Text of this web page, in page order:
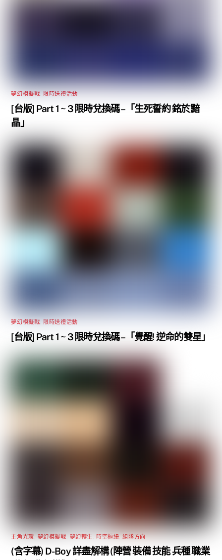
夢幻模擬戰 限時送禮活動
[台版] Part 1 ~ 3 限時兌換碼 –「生死誓約 銘於黯
晶」
夢幻模擬戰 限時送禮活動
[台版] Part 1 ~ 3 限時兌換碼 –「覺醒! 逆命的雙星」
主角光環 ,夢幻模擬戰 夢幻轉生 ,時空樞紐 ,組隊方向
(含字幕) D-Boy 詳盡解構 (陣營 裝備 技能 兵種 職業